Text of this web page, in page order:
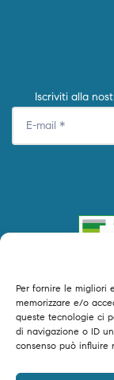
Per fornire le migliori
memorizzare e/o
queste tecnologie ci
di navigazione o ID
consenso può influire
Iscriviti alla